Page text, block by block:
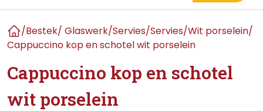
Home
/Bestek/ Glaswerk/Servies/Servies/Wit porselein/
Cappuccino kop en schotel wit porselein
Cappuccino kop en schotel
wit porselein